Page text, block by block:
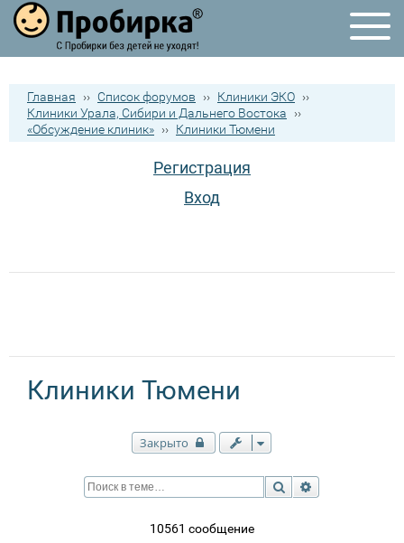
Главная ›› Список форумов ›› Клиники ЭКО ››
Клиники Урала, Сибири и Дальнего Востока
››
«Обсуждение клиник» ›› Клиники Тюмени
Регистрация
Вход
Клиники Тюмени
Закрыто
Поиск
10561 сообщение